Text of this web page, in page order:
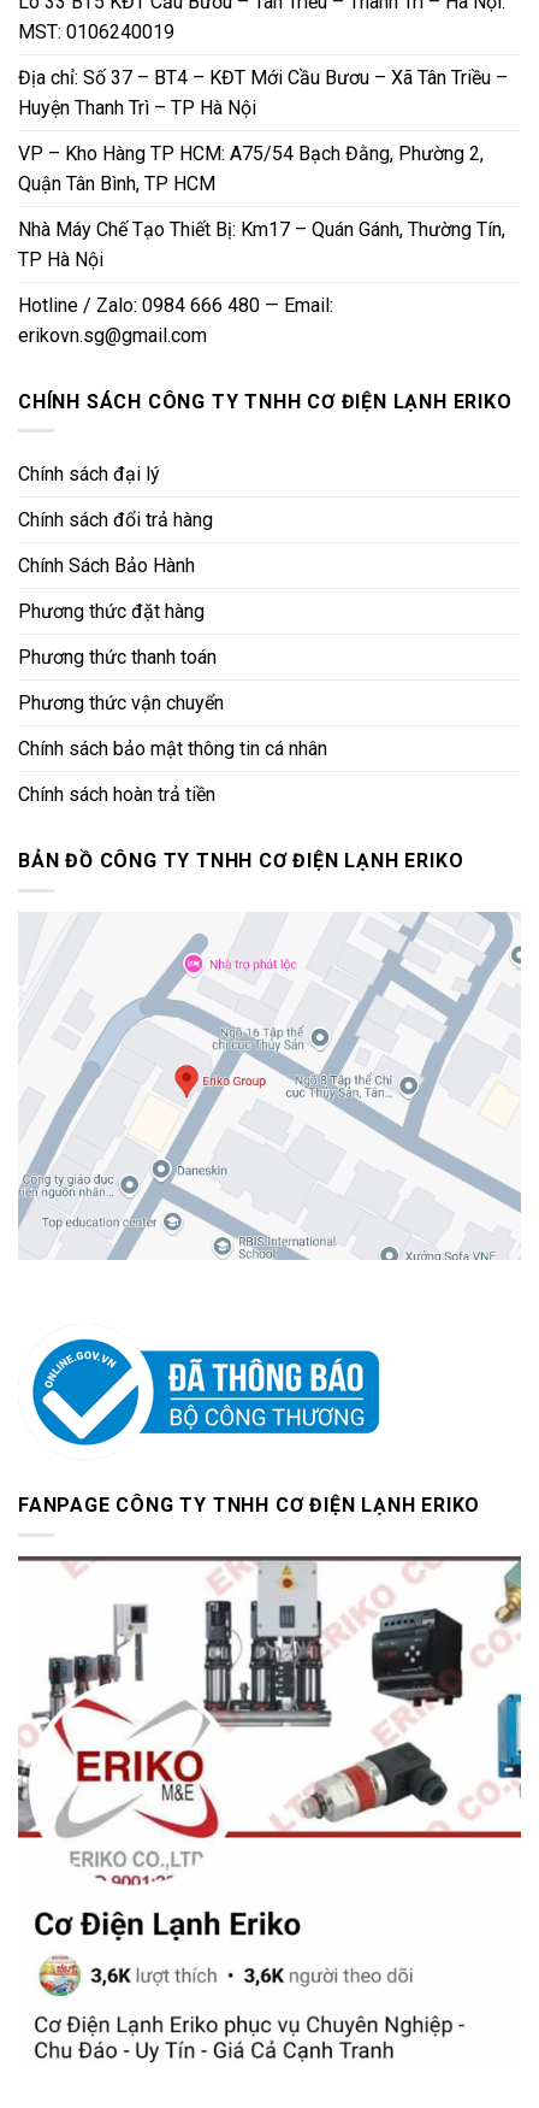
MST: 0106240019
Địa chỉ: Số 37 – BT4 – KĐT Mới Cầu Bươu – Xã Tân Triều –
Huyện Thanh Trì – TP Hà Nội
VP – Kho Hàng TP HCM: A75/54 Bạch Đằng, Phường 2,
Quận Tân Bình, TP HCM
Nhà Máy Chế Tạo Thiết Bị: Km17 – Quán Gánh, Thường Tín,
TP Hà Nội
Hotline / Zalo: 0984 666 480 — Email:
erikovn.sg@gmail.com
CHÍNH SÁCH CÔNG TY TNHH CƠ ĐIỆN LẠNH ERIKO
Chính sách đại lý
Chính sách đổi trả hàng
Chính Sách Bảo Hành
Phương thức đặt hàng
Phương thức thanh toán
Phương thức vận chuyển
Chính sách bảo mật thông tin cá nhân
Chính sách hoàn trả tiền
BẢN ĐỒ CÔNG TY TNHH CƠ ĐIỆN LẠNH ERIKO
FANPAGE CÔNG TY TNHH CƠ ĐIỆN LẠNH ERIKO